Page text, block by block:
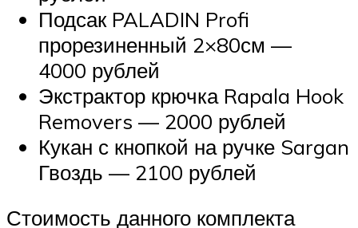
Подсак PALADIN Profi
прорезиненный 2×80см —
4000 рублей
Экстрактор крючка Rapala Hook
Removers — 2000 рублей
Кукан с кнопкой на ручке Sargan
Гвоздь — 2100 рублей
Стоимость данного комплекта